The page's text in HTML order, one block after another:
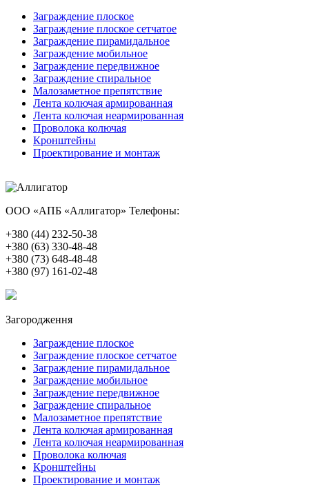
Заграждение плоское
Заграждение плоское сетчатое
Заграждение пирамидальное
Заграждение мобильное
Заграждение передвижное
Заграждение спиральное
Малозаметное препятствие
Лента колючая армированная
Лента колючая неармированная
Проволока колючая
Кронштейны
Проектирование и монтаж
ООО «АПБ «Аллигатор» Телефоны:
+380 (44) 232-50-38
+380 (63) 330-48-48
+380 (73) 648-48-48
+380 (97) 161-02-48
Загородження
Заграждение плоское
Заграждение плоское сетчатое
Заграждение пирамидальное
Заграждение мобильное
Заграждение передвижное
Заграждение спиральное
Малозаметное препятствие
Лента колючая армированная
Лента колючая неармированная
Проволока колючая
Кронштейны
Проектирование и монтаж